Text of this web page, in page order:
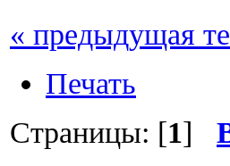
« предыдущая
Печать
Страницы: [1]